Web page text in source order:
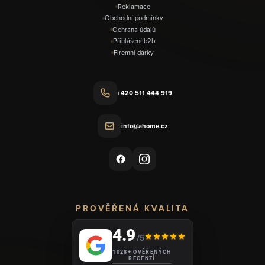
Reklamace
Obchodní podmínky
Ochrana údajů
Přihlášení b2b
Firemní dárky
+420 511 444 919
info@ahome.cz
PROVĚŘENÁ KVALITA
4.9/5
1028+ OVĚŘENÝCH
RECENZÍ